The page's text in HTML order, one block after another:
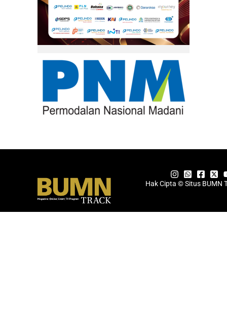
Hak Cipta © Situs BUMN